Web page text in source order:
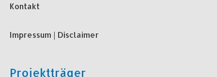
Kontakt
Impressum | Disclaimer
Projektträger